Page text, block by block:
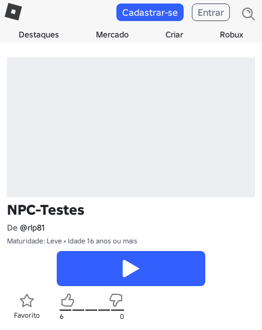
Destaques Mercado Criar Robux
Cadastrar-se Entrar
NPC-Testes
De @rlp81
Maturidade: Leve • Idade 16 anos ou mais
Favorito 6 0